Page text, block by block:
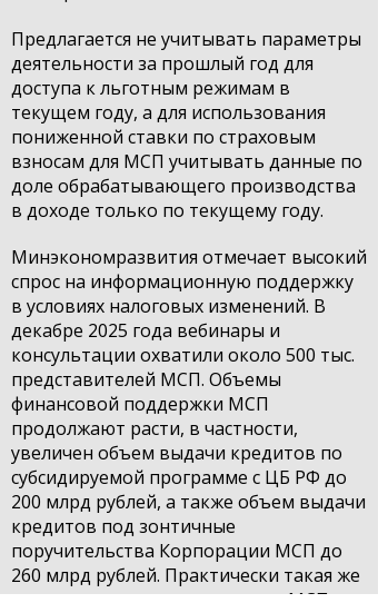
Предлагается не учитывать параметры
деятельности за прошлый год для
доступа к льготным режимам в
текущем году, а для использования
пониженной ставки по страховым
взносам для МСП учитывать данные по
доле обрабатывающего производства
в доходе только по текущему году.
Минэкономразвития отмечает высокий
спрос на информационную поддержку
в условиях налоговых изменений. В
декабре 2025 года вебинары и
консультации охватили около 500 тыс.
представителей МСП. Объемы
финансовой поддержки МСП
продолжают расти, в частности,
увеличен объем выдачи кредитов по
субсидируемой программе с ЦБ РФ до
200 млрд рублей, а также объем выдачи
кредитов под зонтичные
поручительства Корпорации МСП до
260 млрд рублей. Практически такая же
сумма выделена на поддержку МСП